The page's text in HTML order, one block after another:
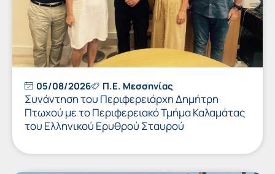
05/08/2026 Π.Ε. Μεσσηνίας
Συνάντηση του Περιφερειάρχη Δημήτρη
Πτωχού με το Περιφερειακό Τμήμα Καλαμάτας
του Ελληνικού Ερυθρού Σταυρού